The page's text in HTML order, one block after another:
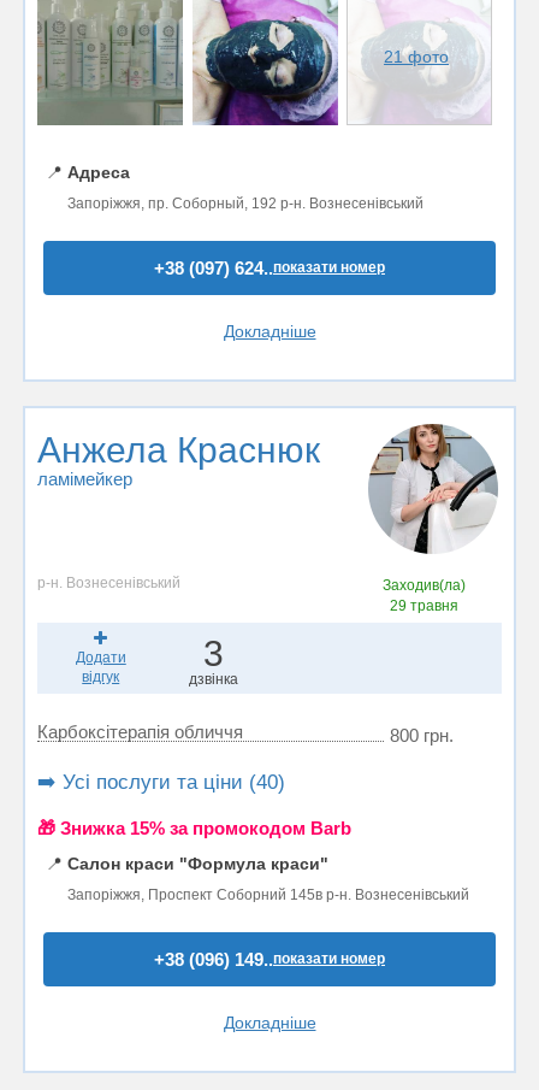
21 фото
📍 Адреса
Запоріжжя, пр. Соборный, 192 р-н. Вознесенівський
+38 (097) 624..показати номер
Докладніше
Анжела Краснюк
ламімейкер
р-н. Вознесенівський
Заходив(ла)
29 травня
Додати
відгук
3
дзвінка
Карбоксітерапія обличчя 800 грн.
➡️ Усі послуги та ціни (40)
🎁 Знижка 15% за промокодом Barb
📍 Салон краси "Формула краси"
Запоріжжя, Проспект Соборний 145в р-н. Вознесенівський
+38 (096) 149..показати номер
Докладніше